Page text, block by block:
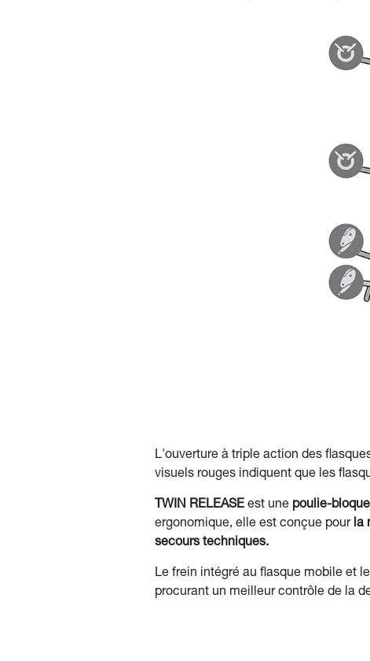
L'ouverture à triple action des
visuels rouges indiquent que les
TWIN RELEASE est une poulie-
ergonomique, elle est conçue pour la
secours techniques.
Le frein intégré au flasque mobile et
procurant un meilleur contrôle de la